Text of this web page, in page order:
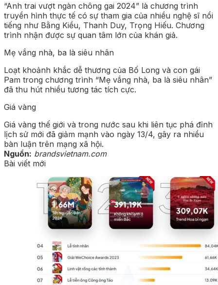
“Anh trai vượt ngàn chông gai 2024” là chương trình
truyền hình thực tế có sự tham gia của nhiều nghệ sĩ nổi
tiếng như Bằng Kiều, Thanh Duy, Trọng Hiếu. Chương
trình nhận được sự quan tâm lớn của khán giả.
Mẹ vắng nhà, ba là siêu nhân
Loạt khoảnh khắc dễ thương của Bố Long và con gái
Pam trong chương trình “Mẹ vắng nhà, ba là siêu nhân”
đã thu hút nhiều tương tác tích cực.
Giá vàng
Giá vàng thế giới và trong nước sau khi liên tục phá đỉnh
lịch sử mới đã giảm mạnh vào ngày 13/4, gây ra nhiều
bàn luận trên mạng xã hội.
Nguồn: brandsvietnam.com
Bài viết mới